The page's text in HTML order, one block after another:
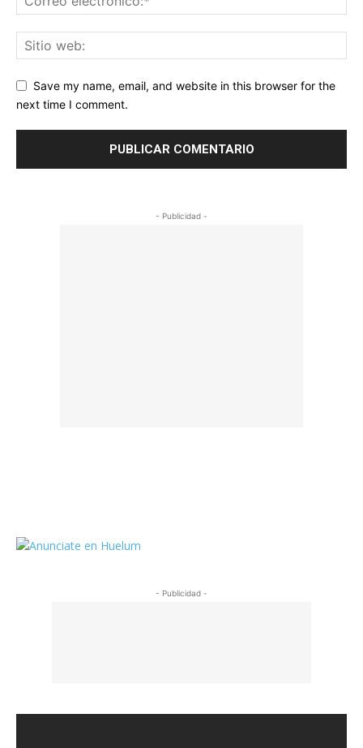
Save my name, email, and website in this browser for the
next time I comment.
- Publicidad -
- Publicidad -